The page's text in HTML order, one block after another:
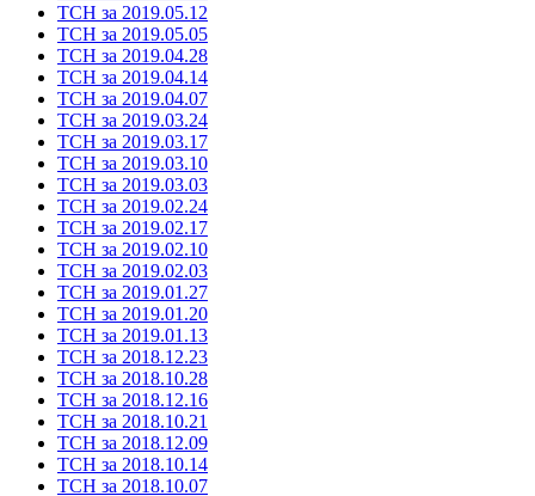
ТСН за 2019.05.12
ТСН за 2019.05.05
ТСН за 2019.04.28
ТСН за 2019.04.14
ТСН за 2019.04.07
ТСН за 2019.03.24
ТСН за 2019.03.17
ТСН за 2019.03.10
ТСН за 2019.03.03
ТСН за 2019.02.24
ТСН за 2019.02.17
ТСН за 2019.02.10
ТСН за 2019.02.03
ТСН за 2019.01.27
ТСН за 2019.01.20
ТСН за 2019.01.13
ТСН за 2018.12.23
ТСН за 2018.10.28
ТСН за 2018.12.16
ТСН за 2018.10.21
ТСН за 2018.12.09
ТСН за 2018.10.14
ТСН за 2018.10.07